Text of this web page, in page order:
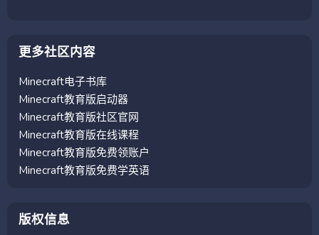
更多社区内容
Minecraft电子书库
Minecraft教育版启动器
Minecraft教育版社区官网
Minecraft教育版在线课程
Minecraft教育版免费领账户
Minecraft教育版免费学英语
版权信息